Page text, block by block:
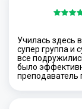
Училась здесь
супер группа и
все
было
преподаватель